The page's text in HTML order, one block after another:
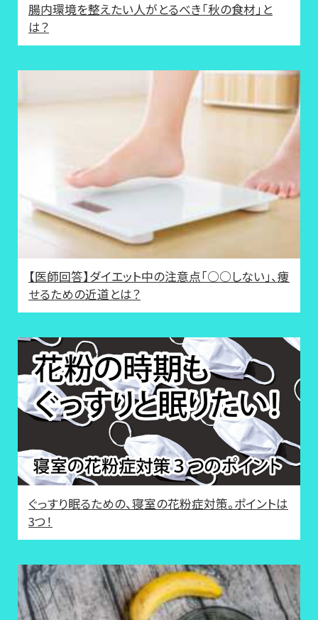
腸内環境を整えたい人がとるべき「秋の食材」と
は？
【医師回答】ダイエット中の注意点「○○しない」、痩
せるための近道とは？
ぐっすり眠るための、寝室の花粉症対策。ポイントは
3つ！